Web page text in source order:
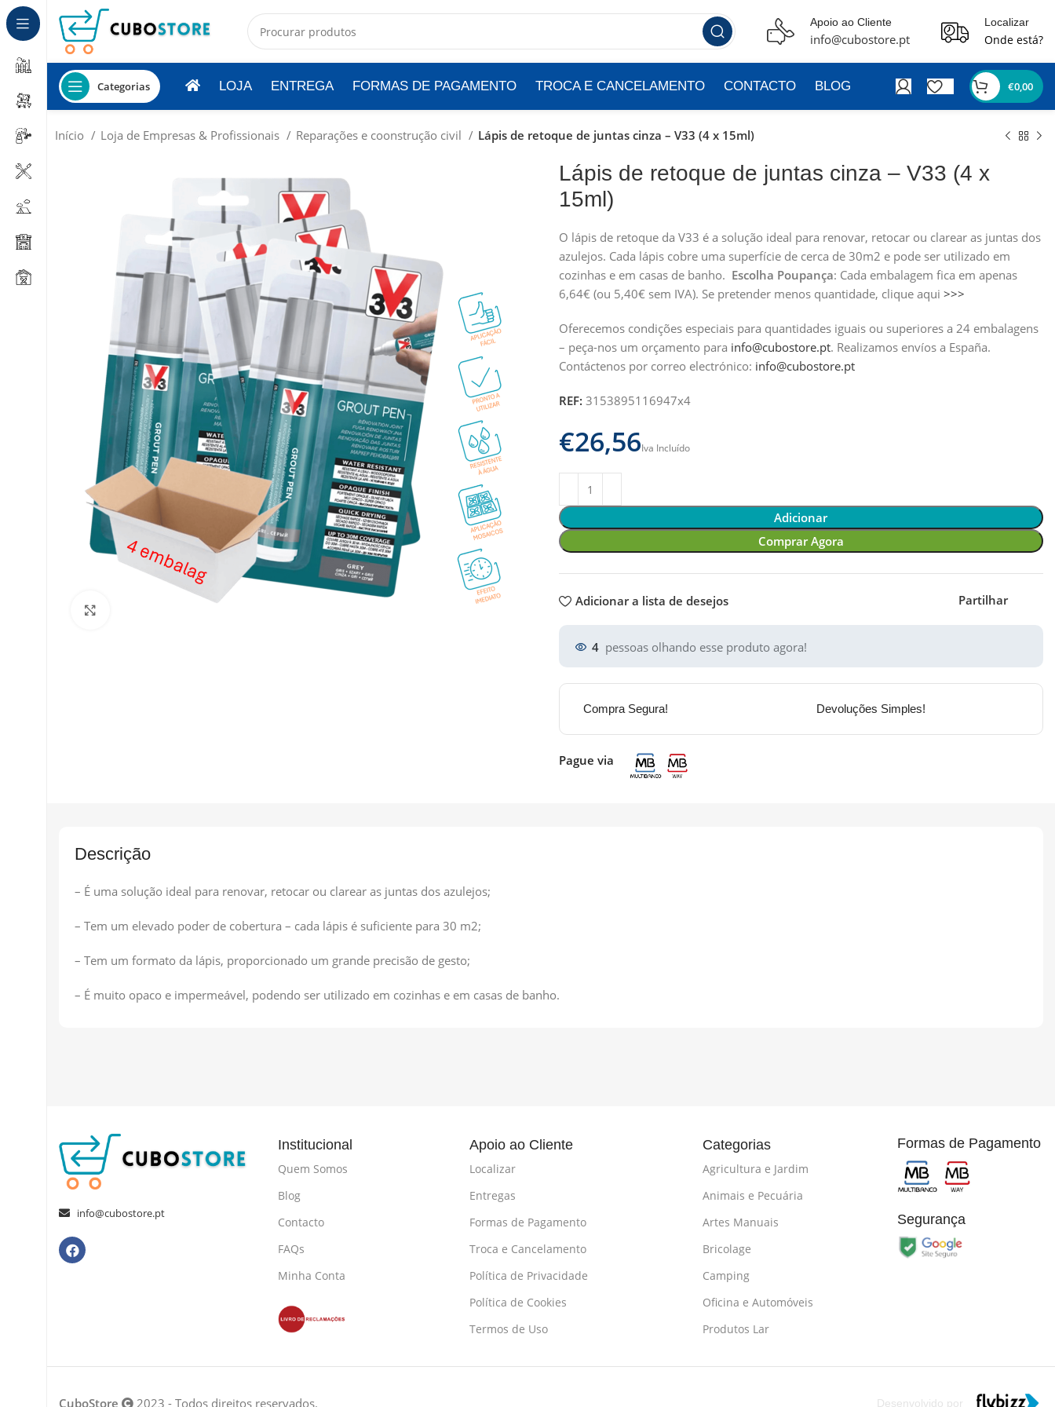
Apoio ao Cliente
info@cubostore.pt
Localizar
Onde está?
Categorias LOJA ENTREGA FORMAS DE PAGAMENTO TROCA E CANCELAMENTO CONTACTO BLOG €0,00
Início Loja de Empresas & Profissionais Reparações e coonstrução civil Lápis de retoque de juntas cinza – V33 (4 x 15ml)
Lápis de retoque de juntas cinza – V33 (4 x
15ml)
O lápis de retoque da V33 é a solução ideal para renovar, retocar ou clarear as juntas dos
azulejos. Cada lápis cobre uma superfície de cerca de 30m2 e pode ser utilizado em
cozinhas e em casas de banho. Escolha Poupança: Cada embalagem fica em apenas
6,64€ (ou 5,40€ sem IVA). Se pretender menos quantidade, clique aqui >>>
Oferecemos condições especiais para quantidades iguais ou superiores a 24 embalagens
– peça-nos um orçamento para info@cubostore.pt. Realizamos envíos a España.
Contáctenos por correo electrónico: info@cubostore.pt
REF: 3153895116947x4
€
Adicionar
Comprar Agora
Adicionar a lista de desejos Partilhar
4 pessoas olhando esse produto agora!
Compra Segura! Devoluções Simples!
Pague via
Descrição
– É uma solução ideal para renovar, retocar ou clarear as juntas dos azulejos;
– Tem um elevado poder de cobertura – cada lápis é suficiente para 30 m2;
– Tem um formato da lápis, proporcionado um grande precisão de gesto;
– É muito opaco e impermeável, podendo ser utilizado em cozinhas e em casas de banho.
info@cubostore.pt
Institucional
Quem Somos
Blog
Contacto
FAQs
Minha Conta
Apoio ao Cliente
Localizar
Entregas
Formas de Pagamento
Troca e Cancelamento
Política de Privacidade
Política de Cookies
Termos de Uso
Categorias
Agricultura e Jardim
Animais e Pecuária
Artes Manuais
Bricolage
Camping
Oficina e Automóveis
Produtos Lar
Formas de Pagamento
Segurança
CuboStore 2023 - Todos direitos reservados. Desenvolvido por